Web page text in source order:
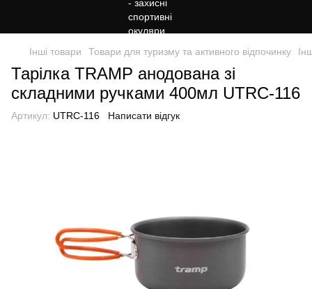
Інші товари Товари для туризму та активного відпочинку
Тарілка TRAMP анодована зі
складними ручками 400мл UTRC-116
Артикул: UTRC-116 Написати відгук